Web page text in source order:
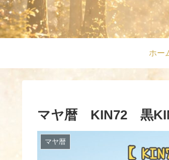
ホー
マヤ暦 KIN72 黒
マヤ暦